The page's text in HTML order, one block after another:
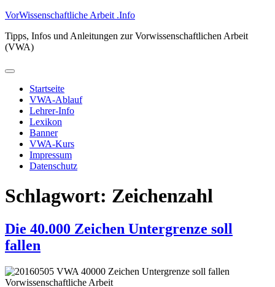
Zum
springen
VorWissenschaftliche Arbeit .Info
Tipps, Infos und Anleitungen zur Vorwissenschaftlichen Arbeit
(VWA)
Primäres
Startseite
VWA-Ablauf
Lehrer-Info
Lexikon
Banner
VWA-Kurs
Impressum
Datenschutz
Schlagwort: Zeichenzahl
Die 40.000 Zeichen Untergrenze soll
fallen